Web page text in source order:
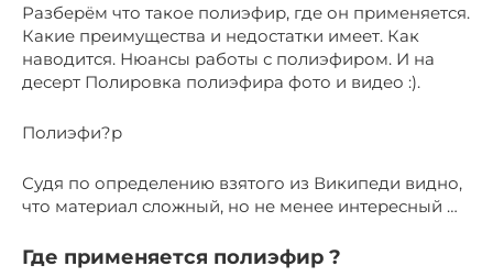
Разберём что такое полиэфир, где он применяется.
Какие преимущества и недостатки имеет. Как
наводится. Нюансы работы с полиэфиром. И на
десерт Полировка полиэфира фото и видео :).
Полиэфи?р
Судя по определению взятого из Википеди видно,
что материал сложный, но не менее интересный …
Где применяется полиэфир ?